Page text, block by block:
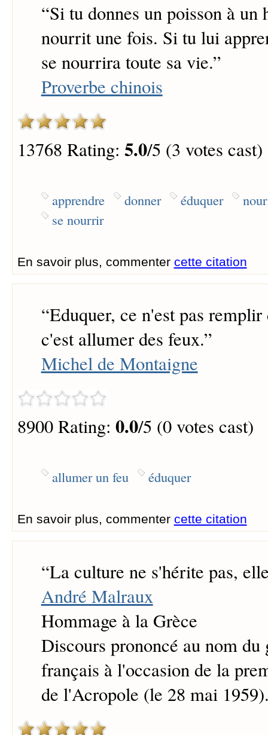
“Si tu donnes un poisson à un
nourrit une fois. Si tu lui
se nourrira toute sa vie.”
Proverbe chinois
13768 Rating: 5.0/5 (3 votes cast)
apprendre donner éduquer
se nourrir
En savoir plus, commenter cette citation
“Eduquer, ce n'est pas remplir
c'est allumer des feux.”
Michel de Montaigne
8900 Rating: 0.0/5 (0 votes cast)
allumer un feu éduquer
En savoir plus, commenter cette citation
“La culture ne s'hérite pas,
André Malraux
Hommage à la Grèce
Discours prononcé au nom du
français à l'occasion de la
de l'Acropole (le 28 mai